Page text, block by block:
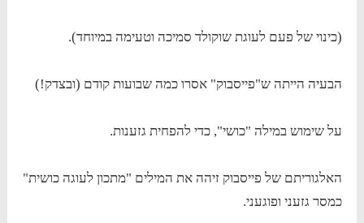
(כינוי של פעם לעוגת שוקולד סמיכה וטעימה במיוחד).
הבעיה הייתה ש"פייסבוק" אסרו כמה שבועות קודם (ובצדק!)
על שימוש במילה "כושי", כדי להפחית גזענות.
האלגוריתם של פייסבוק זיהה את המילים "מתכון לעוגה כושית"
כמסר גזעני ופוגעני.